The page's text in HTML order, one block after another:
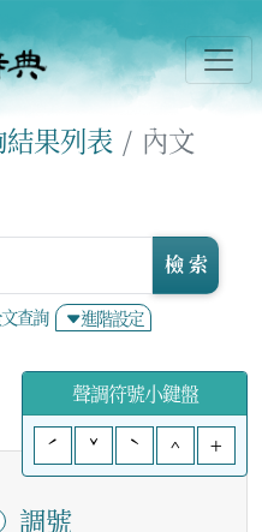
果列表 內文
查詢 進階設定
檢 索
聲調符號小鍵盤
ˊ
ˇ ˋ ^ +
調號